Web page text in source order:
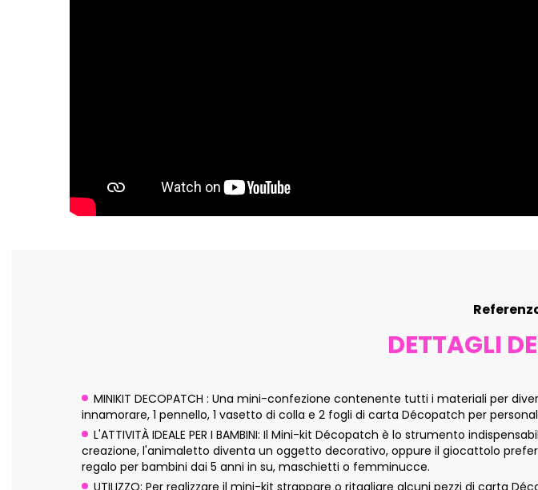
DETTAGLI
MINIKIT DECOPATCH : Una mini-confezione contenente tutti i materiali per
innamorare, 1 pennello, 1 vasetto di colla e 2 fogli di carta Décopatch per
L'ATTIVITÀ IDEALE PER I BAMBINI: Il Mini-kit Décopatch è lo strumento
creazione, l'animaletto diventa un oggetto decorativo, oppure il giocattolo
regalo per bambini dai 5 anni in su, maschietti o femminucce.
UTILIZZO: Per realizzare il mini-kit strappare o ritagliare alcuni pezzi di carta